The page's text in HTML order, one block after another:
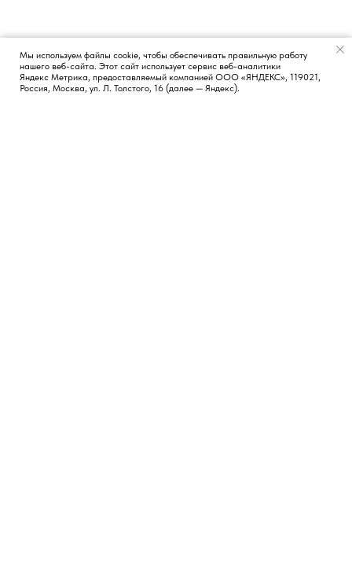
Появился вопрос?
Мы используем файлы cookie, чтобы обеспечивать правильную работу
нашего веб-сайта. Этот сайт использует сервис веб-аналитики
Яндекс Метрика, предоставляемый компанией ООО «ЯНДЕКС», 119021,
Россия, Москва, ул. Л. Толстого, 16 (далее — Яндекс).